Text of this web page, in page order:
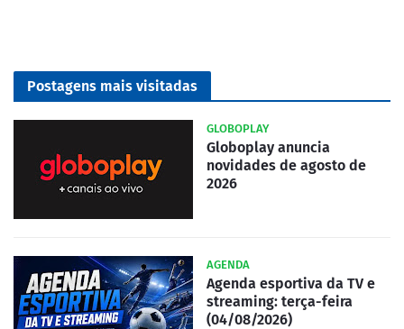
Postagens mais visitadas
GLOBOPLAY
Globoplay anuncia
novidades de agosto de
2026
AGENDA
Agenda esportiva da TV e
streaming: terça-feira
(04/08/2026)